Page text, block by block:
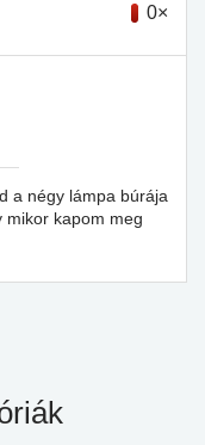
0×
a négy lámpa búrája
mikor kapom meg